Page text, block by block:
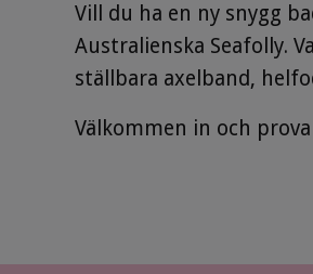
Vill du ha en ny snygg
Australienska Seafolly.
ställbara axelband,
Välkommen in och